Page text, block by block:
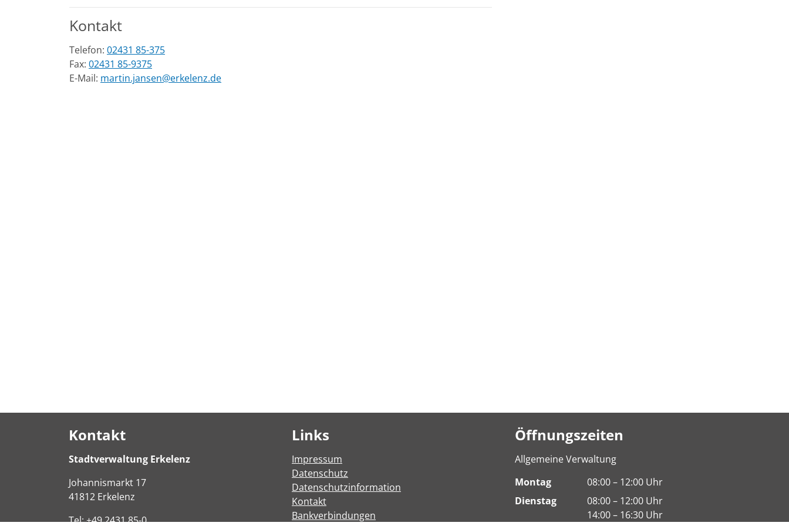
Kontakt
Telefon: 02431 85-375
Fax: 02431 85-9375
E-Mail: martin.jansen@erkelenz.de
Kontakt
Stadtverwaltung Erkelenz
Johannismarkt 17
41812 Erkelenz
Tel:+49 2431 85-0
Links
Impressum
Datenschutz
Datenschutzinformation
Kontakt
Bankverbindungen
Öffnungszeiten
Allgemeine Verwaltung
Montag
08:00 – 12:00 Uhr
Dienstag
08:00 – 12:00 Uhr
14:00 – 16:30 Uhr